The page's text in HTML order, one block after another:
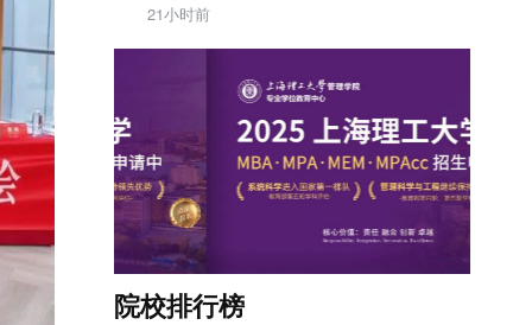
业出海系统能力 | SAIF动态
21小时前
院校排行榜